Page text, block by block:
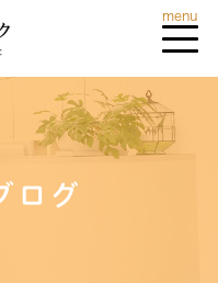
ログ